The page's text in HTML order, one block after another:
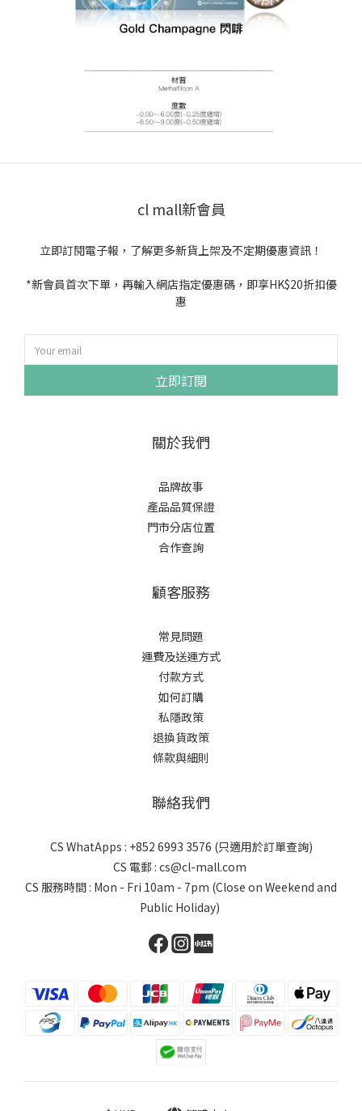
cl mall新會員
立即訂閱電子報，了解更多新貨上架及不定期優惠資訊！
*新會員首次下單，再輸入網店指定優惠碼，即享HK$20折扣優
惠
立即訂閱
關於我們
品牌故事
產品品質保證
門市分店位置
合作查詢
顧客服務
常見問題
運費及送運方式
付款方式
如何訂購
私隱政策
退換貨政策
條款與細則
聯絡我們
CS WhatApps : +852 6993 3576 (只適用於訂單查詢)
CS 電郵 : cs@cl-mall.com
CS 服務時間 : Mon - Fri 10am - 7pm (Close on Weekend and
Public Holiday)